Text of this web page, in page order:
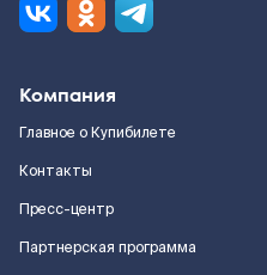
Компания
Главное о Купибилете
Контакты
Пресс-центр
Партнерская программа